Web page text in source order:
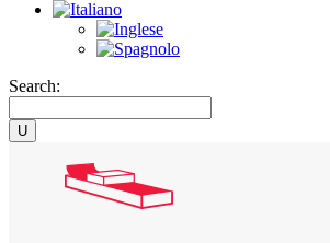
Search: